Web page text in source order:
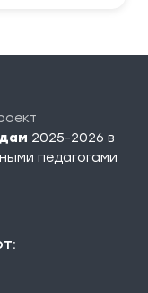
2025-2026 в
педагогами